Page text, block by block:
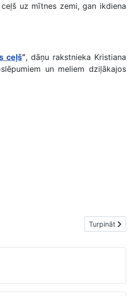
uz mītnes zemi, gan ikdiena
ceļš”, dāņu rakstnieka Kristiana
un meliem dziļākajos
Nākamais
Turpināt